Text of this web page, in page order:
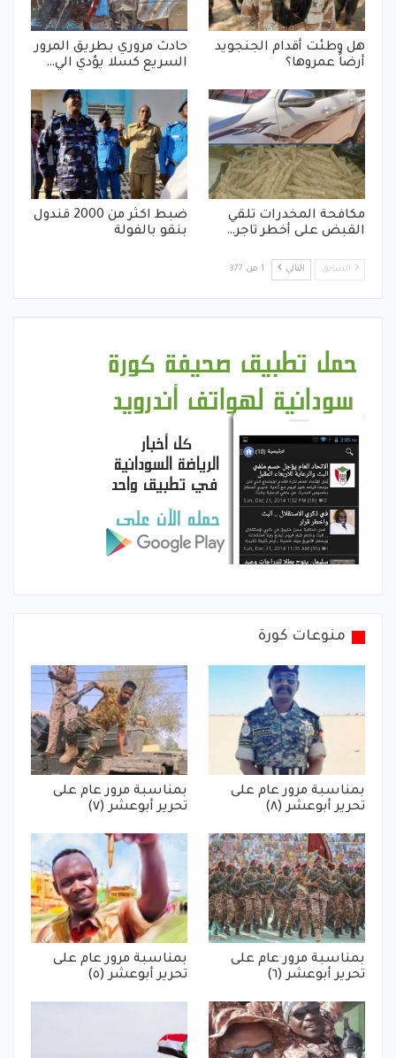
هل وطئت أقدام الجنجويد
أرضاً عمروها؟
حادث مروري بطريق المرور
السريع كسلا يؤدي الي…
مكافحة المخدرات تلقي
القبض على أخطر تاجر…
ضبط اكثر من 2000 قندول
بنقو بالفولة
السابق التالي 1 من 377
منوعات كورة
بمناسبة مرور عام على
تحرير أبوعشر (٨)
بمناسبة مرور عام على
تحرير أبوعشر (٧)
بمناسبة مرور عام على
تحرير أبوعشر (٦)
بمناسبة مرور عام على
تحرير أبوعشر (٥)